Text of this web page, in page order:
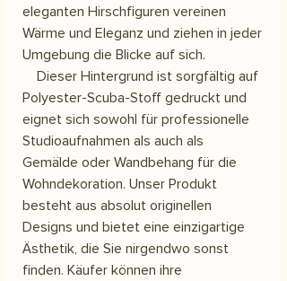
eleganten Hirschfiguren vereinen
Wärme und Eleganz und ziehen in jeder
Umgebung die Blicke auf sich.
Dieser Hintergrund ist sorgfältig auf
Polyester-Scuba-Stoff gedruckt und
eignet sich sowohl für professionelle
Studioaufnahmen als auch als
Gemälde oder Wandbehang für die
Wohndekoration. Unser Produkt
besteht aus absolut originellen
Designs und bietet eine einzigartige
Ästhetik, die Sie nirgendwo sonst
finden. Käufer können ihre